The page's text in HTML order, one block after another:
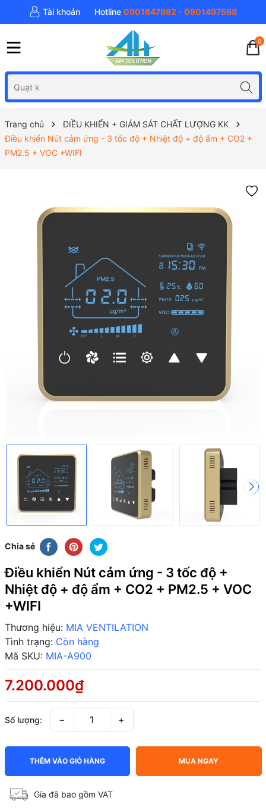
Tài khoản Hotline 0901847982 - 0901497568
0
Trang chủ
ĐIỀU KHIỂN + GIÁM SÁT CHẤT LƯỢNG KK
Điều khiển Nút cảm ứng - 3 tốc độ + Nhiệt độ + độ ẩm + CO2 +
PM2.5 + VOC +WIFI
Chia sẻ
Điều khiển Nút cảm ứng - 3 tốc độ +
Nhiệt độ + độ ẩm + CO2 + PM2.5 + VOC
+WIFI
Thương hiệu: MIA VENTILATION
Tình trạng: Còn hàng
Mã SKU: MIA-A900
7.200.000₫
Số lượng: − +
THÊM VÀO GIỎ HÀNG MUA NGAY
Gía đã bao gồm VAT